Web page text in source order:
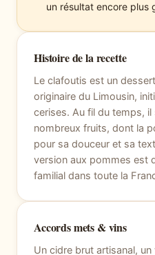
un résultat encore plus
Histoire de la recette
Le clafoutis est un
originaire du Limousin,
cerises. Au fil du temps, il
nombreux fruits, dont la
pour sa douceur et sa
version aux pommes est
familial dans toute la
Accords mets & vins
Un cidre brut artisanal,